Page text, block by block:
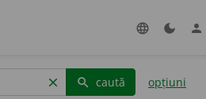
language dark_mode person
clear search caută opțiuni